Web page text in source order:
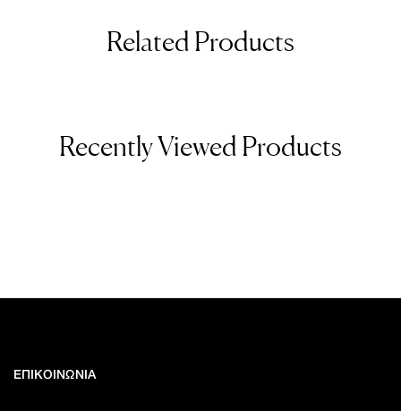
Related Products
Recently Viewed Products
ΕΠΙΚΟΙΝΩΝΙΑ